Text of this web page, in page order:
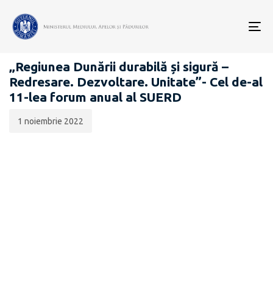
SUERD
„Regiunea Dunării durabilă și sigură –
Redresare. Dezvoltare. Unitate”- Cel de-al
11-lea forum anual al SUERD
publicării:
1 noiembrie 2022